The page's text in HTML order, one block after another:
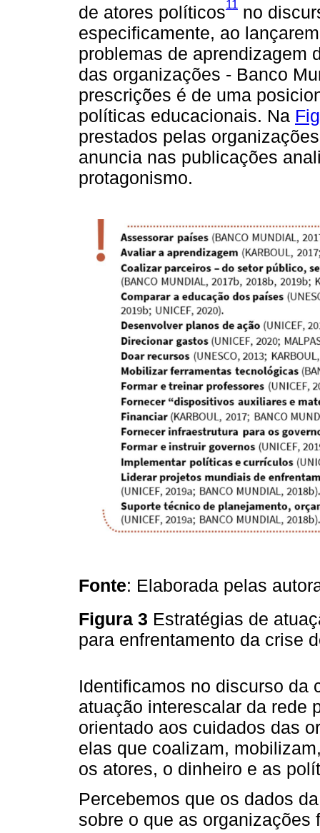
de atores políticos11 no
especificamente, ao
problemas de aprendizagem
das organizações - Banco
prescrições é de uma
políticas educacionais. Na
prestados pelas
anuncia nas publicações
protagonismo.
Fonte: Elaborada pelas
Figura 3 Estratégias de
para enfrentamento da crise
Identificamos no discurso da
atuação interescalar da rede
orientado aos cuidados das
elas que coalizam,
os atores, o dinheiro e as
Percebemos que os dados
sobre o que as organizações